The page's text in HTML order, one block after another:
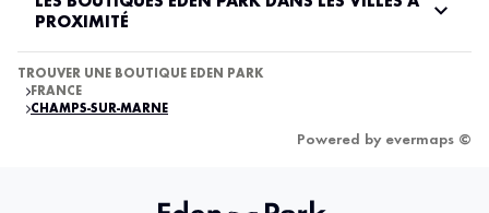
PROXIMITÉ
TROUVER UNE BOUTIQUE EDEN PARK
FRANCE
CHAMPS-SUR-MARNE
Powered by evermaps ©